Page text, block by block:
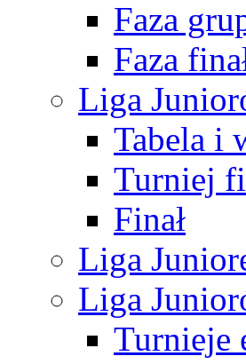
Faza
Faza
Liga
Tabela i
Turniej
Finał
Liga
Liga
Turnieje